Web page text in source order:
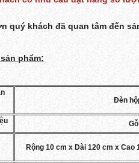
quý khách đã quan tâm đến
phẩm:
Đèn
Rộng 10 cm x Dài 120 cm x